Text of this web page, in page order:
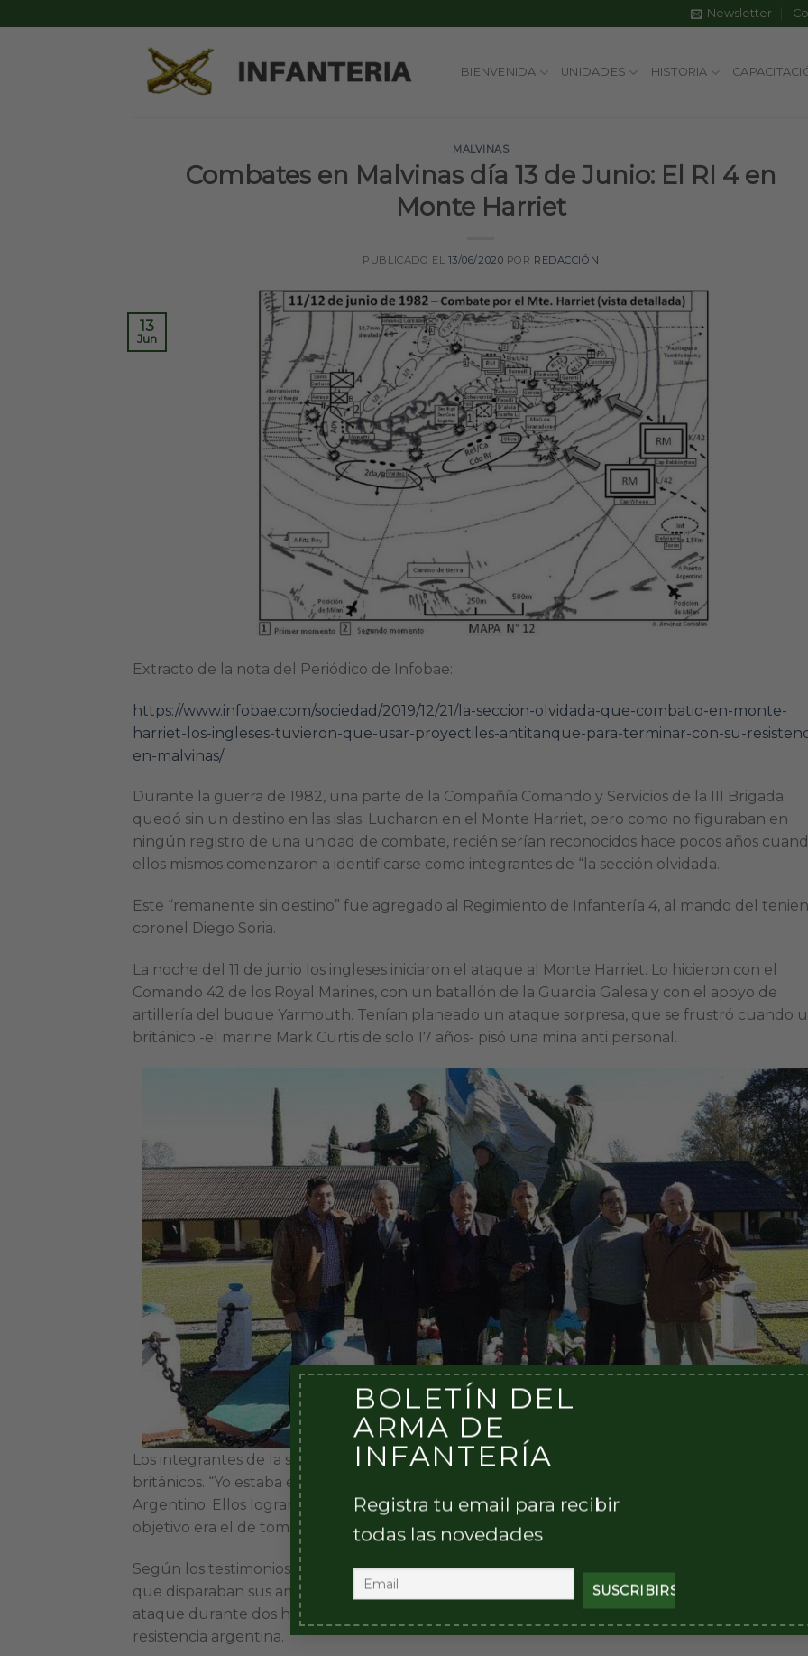
BOLETÍN DEL
ARMA DE
INFANTERÍA
Registra tu email para recibir
todas las novedades
to
Newsletter
BIENVENIDA UNIDADES HISTORIA
MALVINAS
Combates en Malvinas día 13 de Junio: El RI 4 en
Monte Harriet
PUBLICADO EL 13/06/2020 POR REDACCIÓN
13
Jun
Extracto de la nota del Periódico de Infobae:
https://www.infobae.com/sociedad/2019/12/21/la-seccion-olvidada-que-combatio-en-monte-
harriet-los-ingleses-tuvieron-que-usar-proyectiles-antitanque-para-terminar-con-su-
en-malvinas/
Durante la guerra de 1982, una parte de la Compañía Comando y Servicios de la III Brigada
quedó sin un destino en las islas. Lucharon en el Monte Harriet, pero como no figuraban en
ningún registro de una unidad de combate, recién serían reconocidos hace pocos años
ellos mismos comenzaron a identificarse como integrantes de “la sección olvidada.
Este “remanente sin destino” fue agregado al Regimiento de Infantería 4, al mando del
coronel Diego Soria.
La noche del 11 de junio los ingleses iniciaron el ataque al Monte Harriet. Lo hicieron con el
Comando 42 de los Royal Marines, con un batallón de la Guardia Galesa y con el apoyo de
artillería del buque Yarmouth. Tenían planeado un ataque sorpresa, que se frustró cuando
británico -el marine Mark Curtis de solo 17 años- pisó una mina anti personal.
Los integrantes de la sección de Oliva fueron los primeros en entrar en combate con los
británicos. “Yo estaba en el medio de mis 45 hombres, en una posición más cercana a Puerto
Argentino. Ellos lograron abrir una brecha en el medio y continuaron subiendo, ya que su
objetivo era el de tomar la cima del monte”.
Según los testimonios de los atacantes, encontraron una fuerte resistencia de los defensores,
que disparaban sus ametralladoras calibre 50 con mucha precisión, lo que los hizo frenar el
ataque durante dos horas. Los británicos debieron usar proyectiles antitanque para doblegar
resistencia argentina.